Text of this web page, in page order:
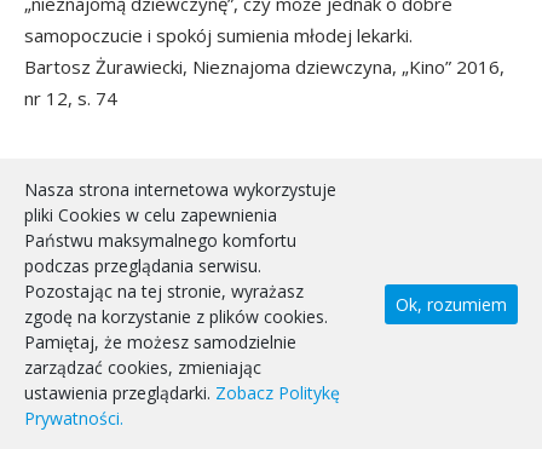
samopoczucie i spokój sumienia młodej lekarki.
Bartosz Żurawiecki, Nieznajoma dziewczyna, „Kino” 2016,
nr 12, s. 74
„THE SQUARE”
Nasza strona internetowa wykorzystuje
pliki Cookies w celu zapewnienia
Państwu maksymalnego komfortu
podczas przeglądania serwisu.
Pozostając na tej stronie, wyrażasz
zgodę na korzystanie z plików cookies.
Pamiętaj, że możesz samodzielnie
zarządzać cookies, zmieniając
ustawienia przeglądarki. Zobacz Politykę
Prywatności.
Ok, rozumiem